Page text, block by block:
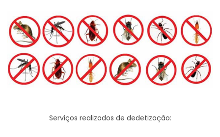
Serviços realizados de dedetização: